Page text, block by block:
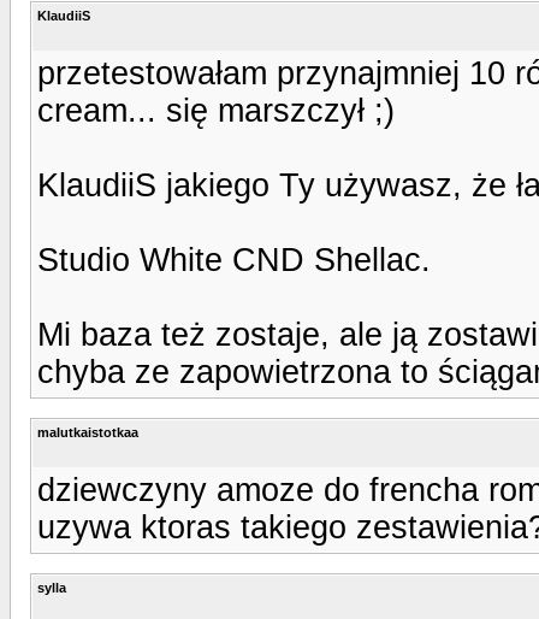
KlaudiiS
przetestowałam przynajmniej 10
cream... się marszczył ;)
KlaudiiS jakiego Ty używasz, że
Studio White CND Shellac.
Mi baza też zostaje, ale ją
chyba ze zapowietrzona to
malutkaistotkaa
dziewczyny amoze do frencha
uzywa ktoras takiego
sylla